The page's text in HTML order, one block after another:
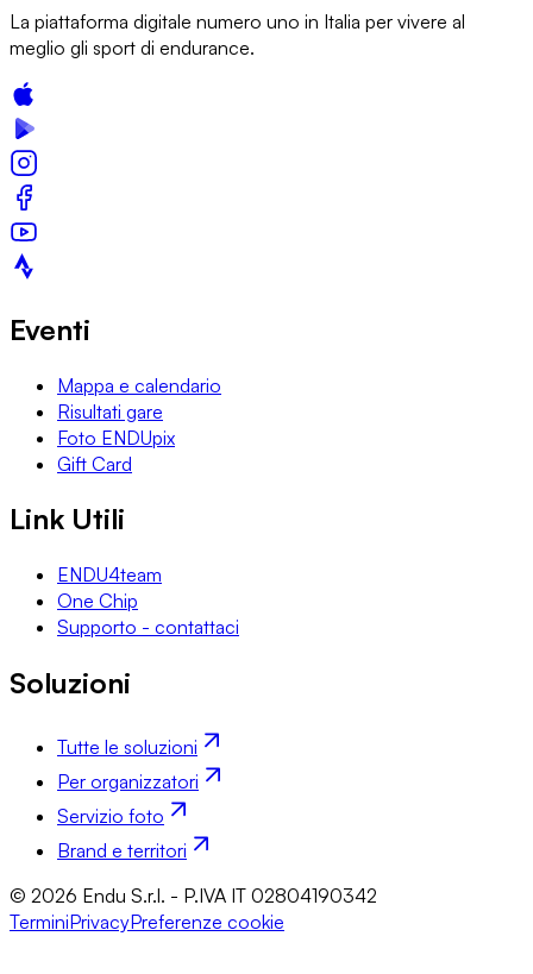
La piattaforma digitale numero uno in Italia per vivere al
meglio gli sport di endurance.
Eventi
Mappa e calendario
Risultati gare
Foto ENDUpix
Gift Card
Link Utili
ENDU4team
One Chip
Supporto - contattaci
Soluzioni
Tutte le soluzioni
Per organizzatori
Servizio foto
Brand e territori
© 2026 Endu S.r.l. - P.IVA IT 02804190342
TerminiPrivacyPreferenze cookie